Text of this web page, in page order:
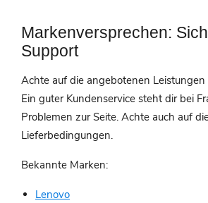
Markenversprechen:
Support
Achte auf die angebotenen Leistungen
Ein guter Kundenservice steht dir bei
Problemen zur Seite. Achte auch auf
Lieferbedingungen.
Bekannte Marken:
Lenovo